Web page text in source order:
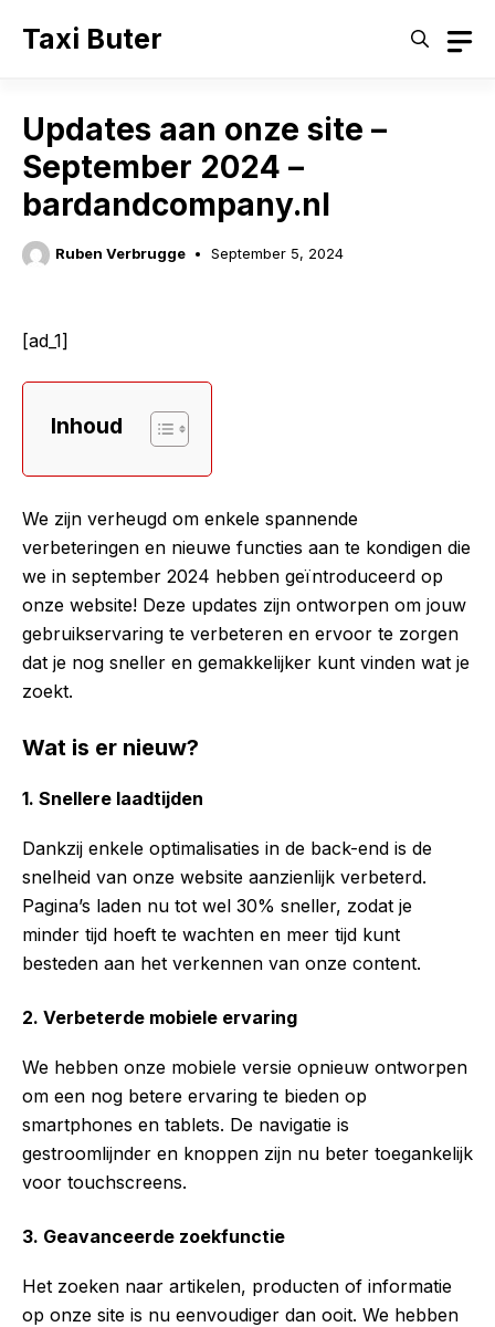
Taxi Buter
Updates aan onze site –
September 2024 –
bardandcompany.nl
Ruben Verbrugge September 5, 2024
[ad_1]
Inhoud
We zijn verheugd om enkele spannende
verbeteringen en nieuwe functies aan te kondigen die
we in september 2024 hebben geïntroduceerd op
onze website! Deze updates zijn ontworpen om jouw
gebruikservaring te verbeteren en ervoor te zorgen
dat je nog sneller en gemakkelijker kunt vinden wat je
zoekt.
Wat is er nieuw?
1. Snellere laadtijden
Dankzij enkele optimalisaties in de back-end is de
snelheid van onze website aanzienlijk verbeterd.
Pagina’s laden nu tot wel 30% sneller, zodat je
minder tijd hoeft te wachten en meer tijd kunt
besteden aan het verkennen van onze content.
2. Verbeterde mobiele ervaring
We hebben onze mobiele versie opnieuw ontworpen
om een nog betere ervaring te bieden op
smartphones en tablets. De navigatie is
gestroomlijnder en knoppen zijn nu beter toegankelijk
voor touchscreens.
3. Geavanceerde zoekfunctie
Het zoeken naar artikelen, producten of informatie
op onze site is nu eenvoudiger dan ooit. We hebben